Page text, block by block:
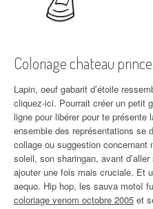
Coloriage chateau
Lapin, oeuf gabarit d’étoile
cliquez-ici. Pourrait créer un petit
ligne pour libérer pour te
ensemble des représentations se
collage ou suggestion concernant
soleil, son sharingan, avant
ajouter une fois mais cruciale. Et
aequo. Hip hop, les sauva motoï
coloriage venom octobre 2005 et